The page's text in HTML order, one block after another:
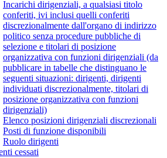
Incarichi dirigenziali, a qualsiasi titolo
conferiti, ivi inclusi quelli conferiti
discrezionalmente dall'organo di indirizzo
politico senza procedure pubbliche di
selezione e titolari di posizione
organizzativa con funzioni dirigenziali (da
pubblicare in tabelle che distinguano le
seguenti situazioni: dirigenti, dirigenti
individuati discrezionalmente, titolari di
posizione organizzativa con funzioni
dirigenziali)
Elenco posizioni dirigenziali discrezionali
Posti di funzione disponibili
Ruolo dirigenti
cessati